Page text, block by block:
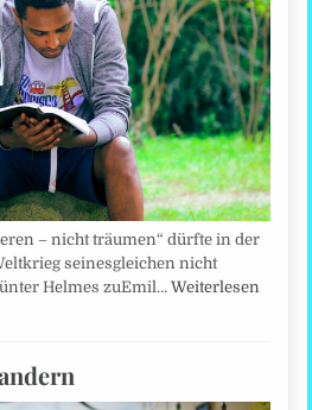
– nicht träumen“ dürfte in der
seinesgleichen nicht
Helmes zuEmil…Weiterlesen